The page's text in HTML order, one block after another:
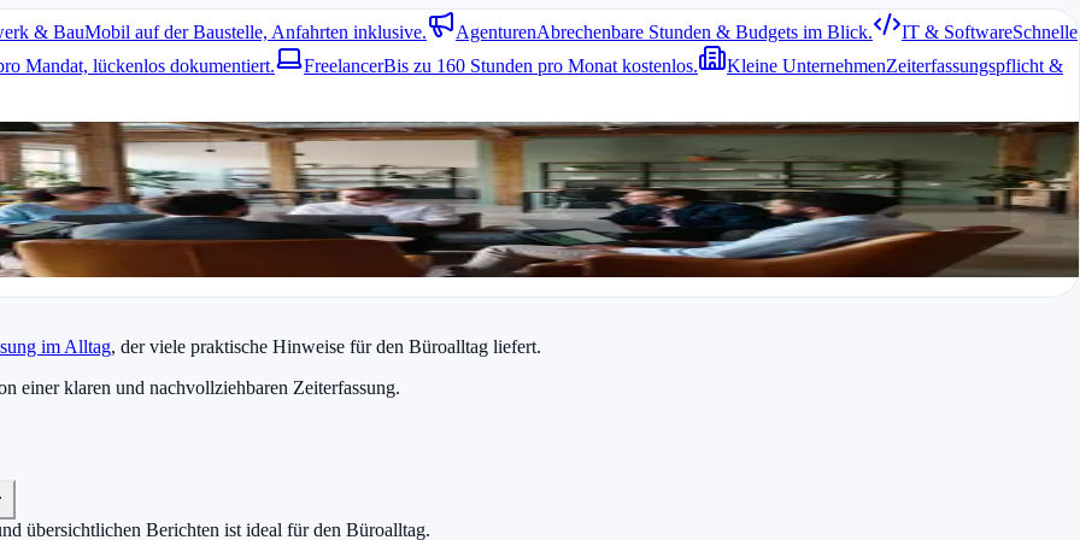
& BauMobil auf der Baustelle, Anfahrten inklusive. AgenturenAbrechenbare Stunden & Budgets im Blick. IT & SoftwareSchnelle
Mandat, lückenlos dokumentiert. FreelancerBis zu 160 Stunden pro Monat kostenlos. Kleine UnternehmenZeiterfassungspflicht &
Viele Verwaltungsmitarbeiter profitieren davon, wenn sie ihre Zeiten projekt- oder aufgabenbezogen erfassen können.
kombinieren. Zusätzlich bietetunsere Arbeitszeiterfassung weitere hilfreiche Optionen für den täglichen Einsatz.
im Team. Klare Regeln und kurze Schulungen helfen, diese Hürden zu überwinden. Auch die Verbindung mit bestehenden Urlaubs-
im Alltag, der viele praktische Hinweise für den Büroalltag liefert.
einer klaren und nachvollziehbaren Zeiterfassung.
übersichtlichen Berichten ist ideal für den Büroalltag.